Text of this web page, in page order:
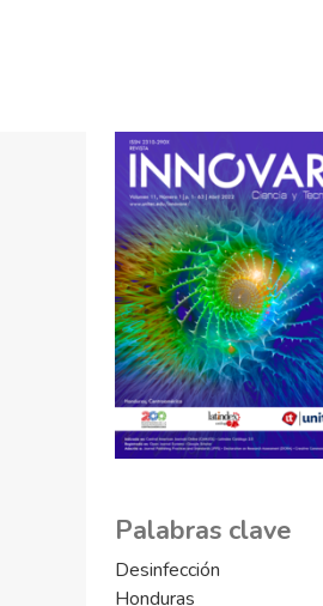
Palabras clave
Desinfección
Honduras